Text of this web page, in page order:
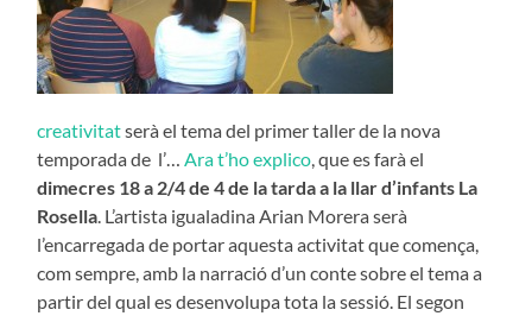
creativitatserà el tema del primer taller de la nova
temporada de l’… Ara t’ho explico , que es farà el
dimecres 18 a 2/4 de 4 de la tarda a la llar d’infants La
Rosella . L’artista igualadina Arian Morera serà
l’encarregada de portar aquesta activitat que comença,
com sempre, amb la narració d’un conte sobre el tema a
partir del qual es desenvolupa tota la sessió. El segon